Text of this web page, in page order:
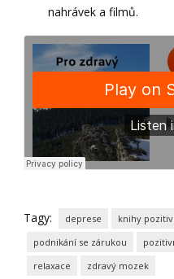
nahrávek a filmů.
Tagy: deprese knihy
podnikání se zárukou
relaxace
zdravý mozek